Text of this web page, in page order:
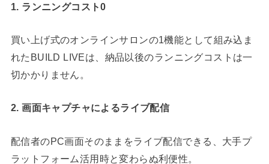
1. ランニングコスト0
買い上げ式のオンラインサロンの1機能として組み込ま
れたBUILD LIVEは、納品以後のランニングコストは一
切かかりません。
2. 画面キャプチャによるライブ配信
配信者のPC画面そのままをライブ配信できる、大手プ
ラットフォーム活用時と変わらぬ利便性。